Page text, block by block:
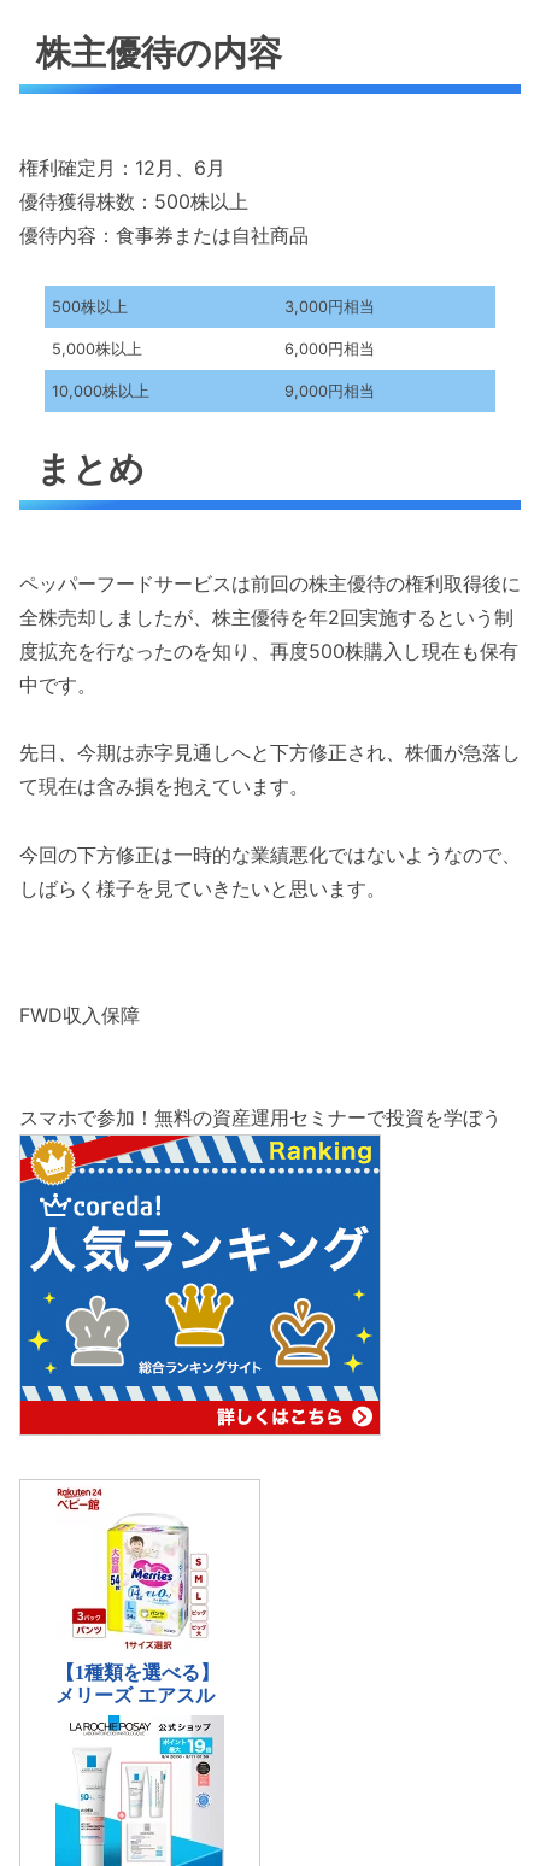
株主優待の内容
権利確定月：12月、6月
優待獲得株数：500株以上
優待内容：食事券または自社商品
500株以上 3,000円相当
5,000株以上 6,000円相当
10,000株以上 9,000円相当
まとめ
ペッパーフードサービスは前回の株主優待の権利取得後に
全株売却しましたが、株主優待を年2回実施するという制
度拡充を行なったのを知り、再度500株購入し現在も保有
中です。
先日、今期は赤字見通しへと下方修正され、株価が急落し
て現在は含み損を抱えています。
今回の下方修正は一時的な業績悪化ではないようなので、
しばらく様子を見ていきたいと思います。
FWD収入保障
スマホで参加！無料の資産運用セミナーで投資を学ぼう